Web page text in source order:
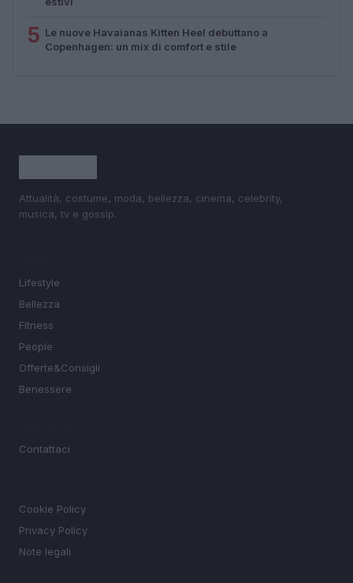
5 Le nuove Havaianas Kitten Heel debuttano a
Copenhagen: un mix di comfort e stile
Attualità, costume, moda, bellezza, cinema, celebrity,
musica, tv e gossip.
Lifestyle
Bellezza
Fitness
People
Offerte&Consigli
Benessere
Contattaci
Cookie Policy
Privacy Policy
Note legali